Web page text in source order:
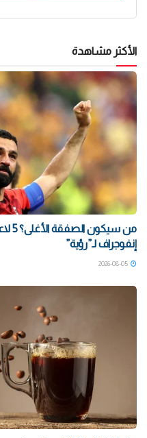
الأكثر مشاهدة
من
إنفوجراف لـ”رؤية”